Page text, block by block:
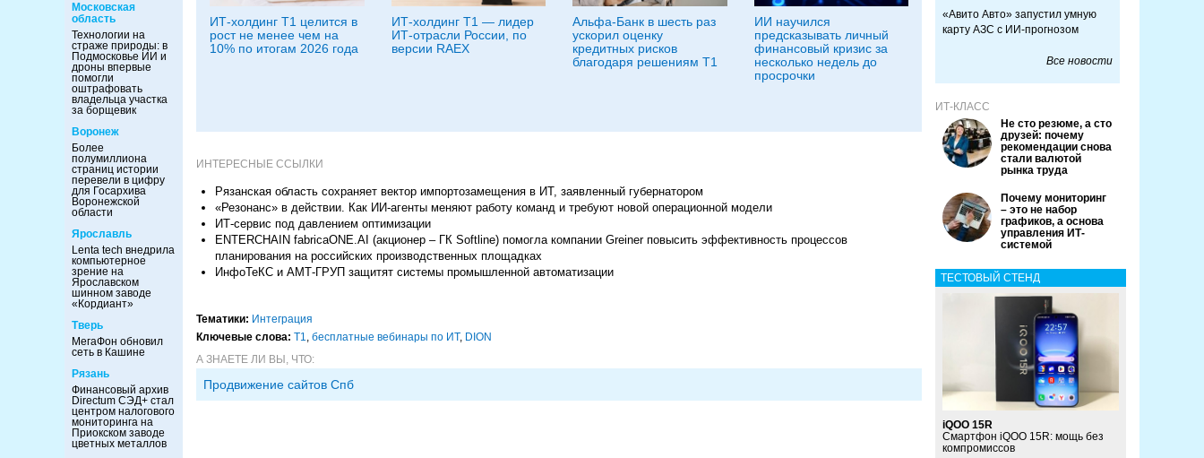
Московская
область
Технологии на
страже природы: в
Подмосковье ИИ и
дроны впервые
помогли
оштрафовать
владельца участка
за борщевик
Воронеж
Более
полумиллиона
страниц истории
перевели в цифру
для Госархива
Воронежской
области
Ярославль
Lenta tech внедрила
компьютерное
зрение на
Ярославском
шинном заводе
«Кордиант»
Тверь
МегаФон обновил
сеть в Кашине
Рязань
Финансовый архив
Directum СЭД+ стал
центром налогового
мониторинга на
Приокском заводе
цветных металлов
ИТ-холдинг Т1 целится в
рост не менее чем на
10% по итогам 2026 года
ИТ-холдинг Т1 — лидер
ИТ-отрасли России, по
версии RAEX
Альфа-Банк в шесть раз
ускорил оценку
кредитных рисков
благодаря решениям Т1
ИИ научился
предсказывать личный
финансовый кризис за
несколько недель до
просрочки
ИНТЕРЕСНЫЕ ССЫЛКИ
Рязанская область сохраняет вектор импортозамещения в ИТ, заявленный губернатором
«Резонанс» в действии. Как ИИ-агенты меняют работу команд и требуют новой операционной модели
ИТ-сервис под давлением оптимизации
ENTERCHAIN fabricaONE.AI (акционер – ГК Softline) помогла компании Greiner повысить эффективность процессов
планирования на российских производственных площадках
ИнфоТеКС и АМТ-ГРУП защитят системы промышленной автоматизации
Тематики: Интеграция
Ключевые слова: Т1, бесплатные вебинары по ИТ, DION
А ЗНАЕТЕ ЛИ ВЫ, ЧТО:
Продвижение сайтов Спб
«Авито Авто» запустил умную
карту АЗС с ИИ-прогнозом
Все новости
ИТ-КЛАСС
Не сто резюме, а сто
друзей: почему
рекомендации снова
стали валютой
рынка труда
Почему мониторинг
– это не набор
графиков, а основа
управления ИТ-
системой
ТЕСТОВЫЙ СТЕНД
iQOO 15R
Смартфон iQOO 15R: мощь без
компромиссов